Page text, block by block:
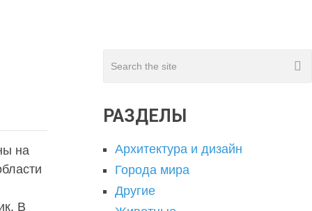
на
В
РАЗДЕЛЫ
Архитектура и дизайн
Города мира
Другие